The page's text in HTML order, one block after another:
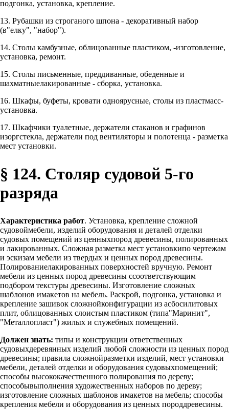
подгонка, установка, крепление.
13. Рубашки из строганого шпона - декоративный набор
(в"елку", "набор").
14. Столы камбузные, облицованные пластиком, -изготовление,
установка, ремонт.
15. Столы письменные, преддиванные, обеденные и
шахматныелакированные - сборка, установка.
16. Шкафы, буфеты, кровати одноярусные, столы из пластмасс-
установка.
17. Шкафчики туалетные, держатели стаканов и графинов
изоргстекла, держатели под вентиляторы и полотенца - разметка
мест установки.
§ 124. Столяр судовой 5-го
разряда
Характеристика работ. Установка, крепление сложной
судовоймебели, изделий оборудования и деталей отделки
судовых помещений из ценныхпород древесины, полированных
и лакированных. Сложная разметка мест установкипо чертежам
и эскизам мебели из твердых и ценных пород древесины.
Полированиелакированных поверхностей вручную. Ремонт
мебели из ценных пород древесины ссоответствующим
подбором текстуры древесины. Изготовление сложных
шаблонов имакетов на мебель. Раскрой, подгонка, установка и
крепление зашивок сложнойконфигурации из асбосилитовых
плит, облицованных слоистым пластиком (типа"Маринит",
"Металлопласт") жилых и служебных помещений.
Должен знать: типы и конструкции ответственных
судовыхдеревянных изделий любой сложности из ценных пород
древесины; правила сложнойразметки изделий, мест установки
мебели, деталей отделки и оборудования судовыхпомещений;
способы высококачественного полирования по дереву;
способывыполнения художественных наборов по дереву;
изготовление сложных шаблонов имакетов на мебель; способы
крепления мебели и оборудования из ценных породдревесины.